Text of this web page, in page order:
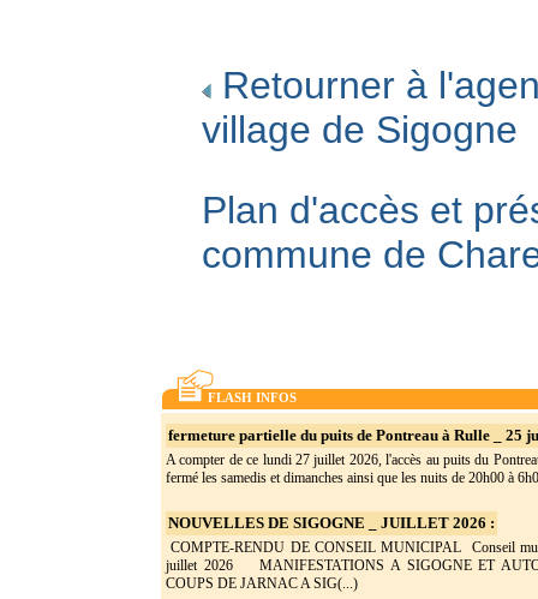
Retourner à
village de Sigogne
Plan d'accès et
commune de
FLASH INFOS
fermeture partielle du puits de Pontreau à Rulle _ 25
A compter de ce lundi 27 juillet 2026, l'accès au puits du
fermé les samedis et dimanches ainsi que les nuits de 20h00 à
NOUVELLES DE SIGOGNE _ JUILLET 2026 :
COMPTE-RENDU DE CONSEIL MUNICIPAL Conseil
juillet 2026 MANIFESTATIONS A SIGOGNE ET
COUPS DE JARNAC A SIG(...)